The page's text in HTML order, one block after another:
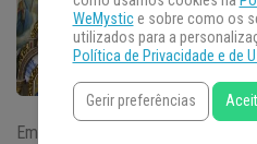
Em janeiro deste ano, o patriarca
WeMystice sobre como os
utilizados para a
Política de Privacidade e de
Gerir preferências